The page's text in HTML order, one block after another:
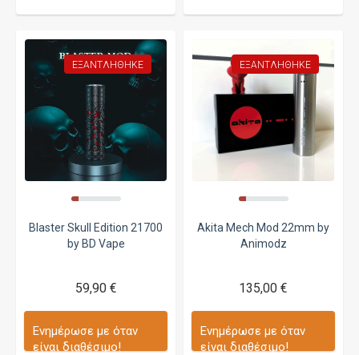
ΕΞΑΝΤΛΉΘΗΚΕ
Blaster Skull Edition 21700
by BD Vape
59,90 €
Ενημέρωσε με όταν
είναι διαθέσιμο!
ΕΞΑΝΤΛΉΘΗΚΕ
Akita Mech Mod 22mm by
Animodz
135,00 €
Ενημέρωσε με όταν
είναι διαθέσιμο!